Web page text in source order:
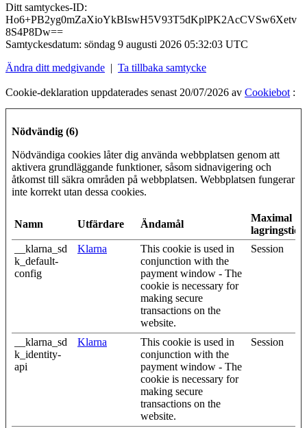
Ditt samtyckes-ID:
Ho6+PB2yg0mZaXioYkBIswH5V93T5dKplPK2AcCVSw6Xetv
8S4P8Dw==
Samtyckesdatum: söndag 9 augusti 2026 05:32:03 UTC
Ändra ditt medgivande | Ta tillbaka samtycke
Cookie-deklaration uppdaterades senast 20/07/2026 av Cookiebot :
Nödvändig (6)
Nödvändiga cookies låter dig använda webbplatsen genom att
aktivera grundläggande funktioner, såsom sidnavigering och
åtkomst till säkra områden på webbplatsen. Webbplatsen fungerar
inte korrekt utan dessa cookies.
Namn Utfärdare Ändamål
Maximal
lagringstid
__klarna_sd
k_default-
config
Klarna
This cookie is used in
conjunction with the
payment window - The
cookie is necessary for
making secure
transactions on the
website.
Session
__klarna_sd
k_identity-
api
Klarna
This cookie is used in
conjunction with the
payment window - The
cookie is necessary for
making secure
transactions on the
website.
Session